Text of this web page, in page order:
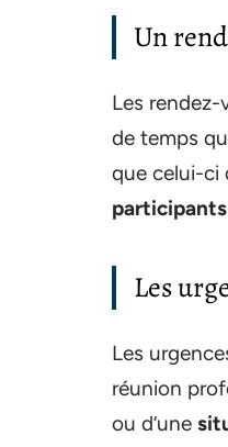
Un
Les
de temps
que celui-ci
participants
Les
Les
réunion
ou d’une